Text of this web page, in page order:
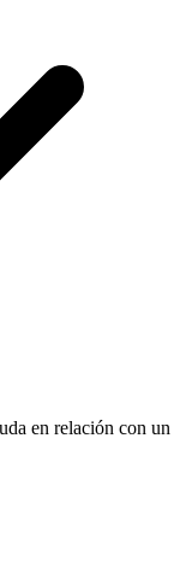
en relación con un